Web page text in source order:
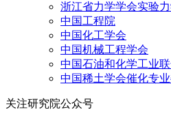
浙江省力学学会实验
中国工程院
中国化工学会
中国机械工程学会
中国石油和化学工业
中国稀土学会催化专
关注研究院公众号